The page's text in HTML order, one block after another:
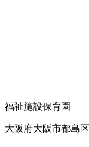
福祉施設保育園
大阪府大阪市都島